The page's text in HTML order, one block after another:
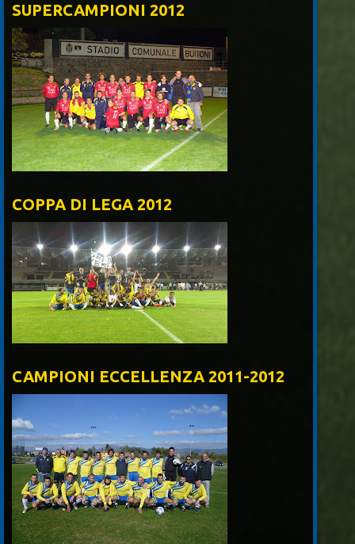
SUPERCAMPIONI 2012
COPPA DI LEGA 2012
CAMPIONI ECCELLENZA 2011-2012